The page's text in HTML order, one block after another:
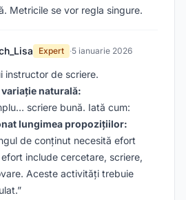
Metricile se vor regla singure.
Expert ·5 ianuarie 2026
instructor de scriere.
naturală:
scriere bună. Iată cum:
lungimea propozițiilor:
de conținut necesită efort
include cercetare, scriere,
Aceste activități trebuie